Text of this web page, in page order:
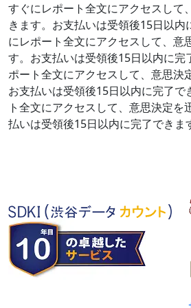
すぐにレポート全文にアクセスして
きます。お支払いは受領後15日以内
にレポート全文にアクセスして、意
す。お支払いは受領後15日以内に完
ポート全文にアクセスして、意思決
お支払いは受領後15日以内に完了で
ト全文にアクセスして、意思決定を
払いは受領後15日以内に完了できま